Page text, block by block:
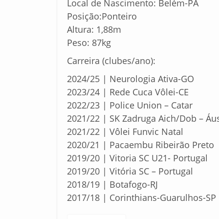
Local de Nascimento: Belém-PA
Posição:Ponteiro
Altura: 1,88m
Peso: 87kg
Carreira (clubes/ano):
2024/25 | Neurologia Ativa-GO
2023/24 | Rede Cuca Vôlei-CE
2022/23 | Police Union – Catar
2021/22 | SK Zadruga Aich/Dob –
2021/22 | Vôlei Funvic Natal
2020/21 | Pacaembu Ribeirão Preto
2019/20 | Vitoria SC U21- Portugal
2019/20 | Vitória SC – Portugal
2018/19 | Botafogo-RJ
2017/18 | Corinthians-Guarulhos-SP